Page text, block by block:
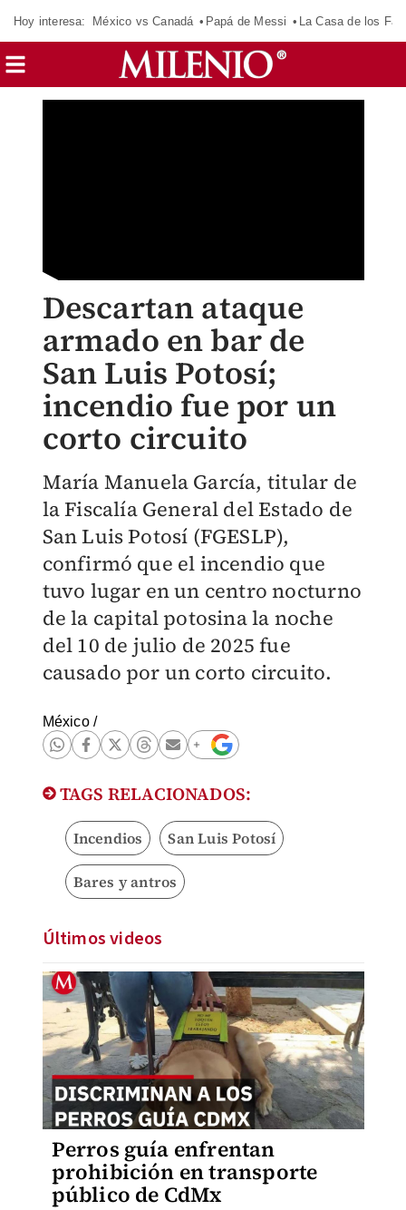
Hoy interesa: México vs Canadá Papá de Messi La Casa de los
Descartan ataque
armado en bar de
San Luis Potosí;
incendio fue por un
corto circuito
María Manuela García, titular de
la Fiscalía General del Estado de
San Luis Potosí (FGESLP),
confirmó que el incendio que
tuvo lugar en un centro nocturno
de la capital potosina la noche
del 10 de julio de 2025 fue
causado por un corto circuito.
México/
TAGS RELACIONADOS:
Incendios San Luis Potosí
Bares y antros
Últimos videos
Perros guía enfrentan
prohibición en transporte
público de CdMx